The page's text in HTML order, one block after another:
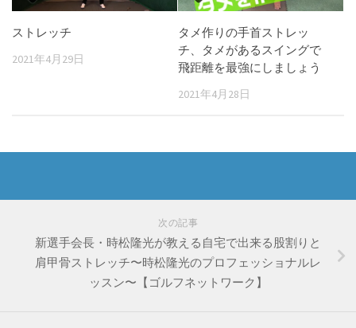
ストレッチ
2021年4月29日
タメ作りの手首ストレッ
チ、タメがあるスイングで
飛距離を最強にしましょう
2021年4月28日
次の記事
新選手会長・時松隆光が教える自宅で出来る股割りと
肩甲骨ストレッチ〜時松隆光のプロフェッショナルレ
ッスン〜【ゴルフネットワーク】